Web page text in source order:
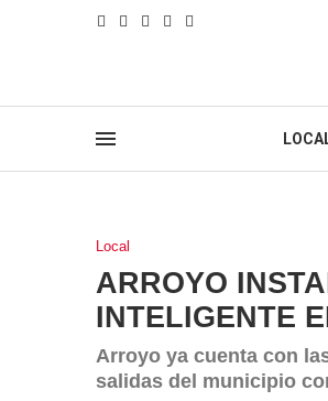
Local
ARROYO
INTELIGENTE
Arroyo ya cuenta con
salidas del municipio